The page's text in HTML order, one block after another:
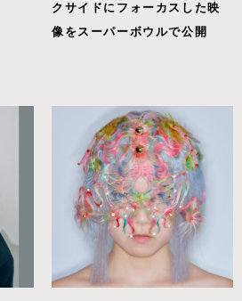
クサイドにフォーカスした映
像をスーパーボウルで公開